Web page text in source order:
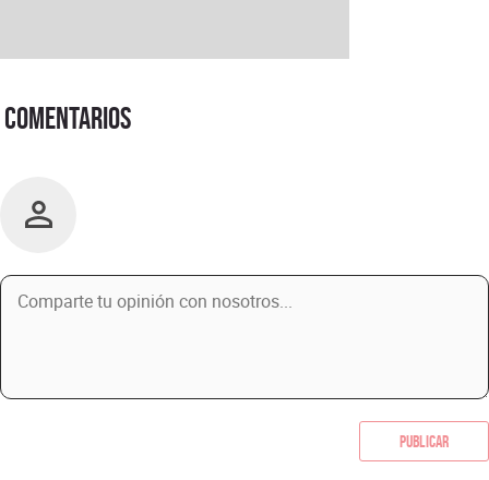
Comentarios
Publicar